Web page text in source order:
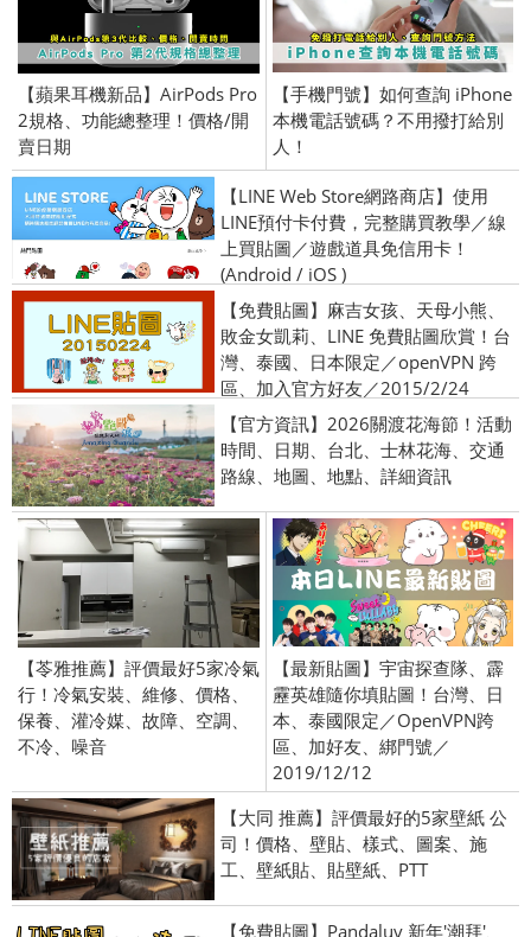
【蘋果耳機新品】AirPods Pro
2規格、功能總整理！價格/開
賣日期
【手機門號】如何查詢 iPhone
本機電話號碼？不用撥打給別
人！
【LINE Web Store網路商店】使用
LINE預付卡付費，完整購買教學／線
上買貼圖／遊戲道具免信用卡！
(Android / iOS )
【免費貼圖】麻吉女孩、天母小熊、
敗金女凱莉、LINE 免費貼圖欣賞！台
灣、泰國、日本限定／openVPN 跨
區、加入官方好友／2015/2/24
【官方資訊】2026關渡花海節！活動
時間、日期、台北、士林花海、交通
路線、地圖、地點、詳細資訊
【苓雅推薦】評價最好5家冷氣
行！冷氣安裝、維修、價格、
保養、灌冷媒、故障、空調、
不冷、噪音
【最新貼圖】宇宙探查隊、霹
靂英雄隨你填貼圖！台灣、日
本、泰國限定／OpenVPN跨
區、加好友、綁門號／
2019/12/12
【大同 推薦】評價最好的5家壁紙 公
司！價格、壁貼、樣式、圖案、施
工、壁紙貼、貼壁紙、PTT
【免費貼圖】Pandaluv 新年'潮拜'、